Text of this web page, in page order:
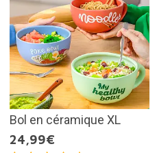
Bol en céramique XL
24,99€